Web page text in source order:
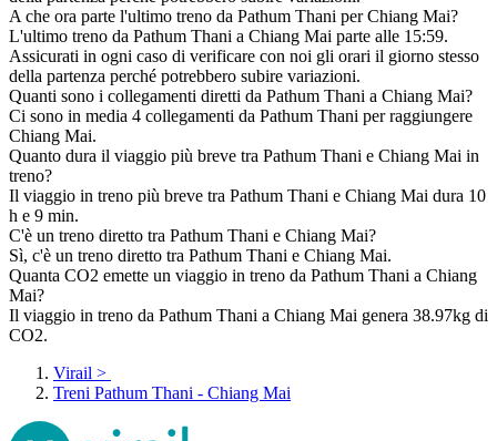
A che ora parte l'ultimo treno da Pathum Thani per Chiang Mai?
L'ultimo treno da Pathum Thani a Chiang Mai parte alle 15:59.
Assicurati in ogni caso di verificare con noi gli orari il giorno stesso
della partenza perché potrebbero subire variazioni.
Quanti sono i collegamenti diretti da Pathum Thani a Chiang Mai?
Ci sono in media 4 collegamenti da Pathum Thani per raggiungere
Chiang Mai.
Quanto dura il viaggio più breve tra Pathum Thani e Chiang Mai in
treno?
Il viaggio in treno più breve tra Pathum Thani e Chiang Mai dura 10
h e 9 min.
C'è un treno diretto tra Pathum Thani e Chiang Mai?
Sì, c'è un treno diretto tra Pathum Thani e Chiang Mai.
Quanta CO2 emette un viaggio in treno da Pathum Thani a Chiang
Mai?
Il viaggio in treno da Pathum Thani a Chiang Mai genera 38.97kg di
CO2.
Virail >
Treni Pathum Thani - Chiang Mai